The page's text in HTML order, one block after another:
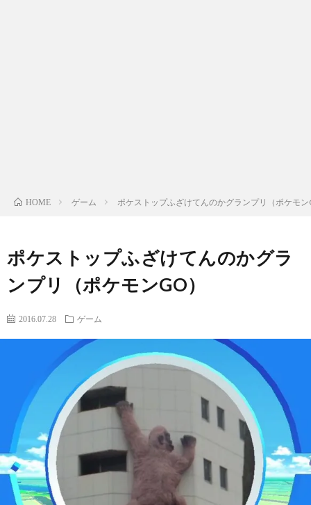
HOME ゲーム ポケストップふざけてんのかグランプリ（ポケモ
ポケストップふざけてんのかグラ
ンプリ（ポケモンGO）
2016.07.28 ゲーム